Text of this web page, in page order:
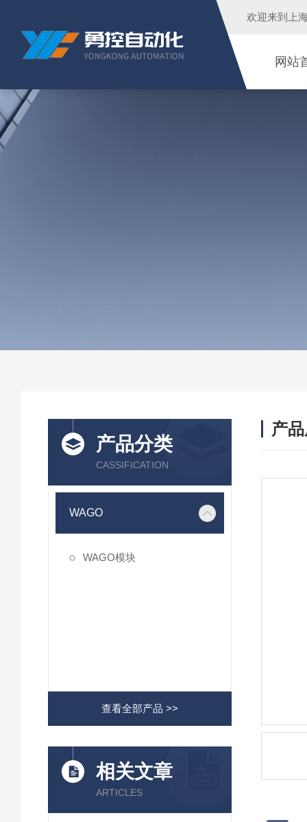
欢迎来到 上
网站
产品分类
CASSIFICATION
WAGO
WAGO模块
查看全部产品 >>
相关文章
ARTICLES
产